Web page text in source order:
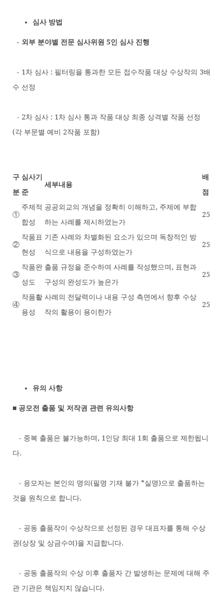
심사 방법
- 외부 분야별 전문 심사위원 5인 심사 진행
- 1차 심사 : 필터링을 통과한 모든 접수작품 대상 수상작의 3배
수 선정
- 2차 심사 : 1차 심사 통과 작품 대상 최종 상격별 작품 선정
(각 부문별 예비 2작품 포함)
구
분
심사기
준
세부내용
배
점
①
주제적
합성
공공외교의 개념을 정확히 이해하고, 주제에 부합
하는 사례를 제시하였는가
25
②
작품표
현성
기존 사례와 차별화된 요소가 있으며 독창적인 방
식으로 내용을 구성하였는가
25
③
작품완
성도
출품 규정을 준수하여 사례를 작성했으며, 표현과
구성의 완성도가 높은가
25
④
작품활
용성
사례의 전달력이나 내용 구성 측면에서 향후 수상
작의 활용이 용이한가
25
유의 사항
■ 공모전 출품 및 저작권 관련 유의사항
- 중복 출품은 불가능하며, 1인당 최대 1회 출품으로 제한됩니
다.
- 응모자는 본인의 명의(필명 기재 불가 *실명)으로 출품하는
것을 원칙으로 합니다.
- 공동 출품작이 수상작으로 선정된 경우 대표자를 통해 수상
권(상장 및 상금수여)을 지급합니다.
- 공동 출품작의 수상 이후 출품자 간 발생하는 문제에 대해 주
관 기관은 책임지지 않습니다.